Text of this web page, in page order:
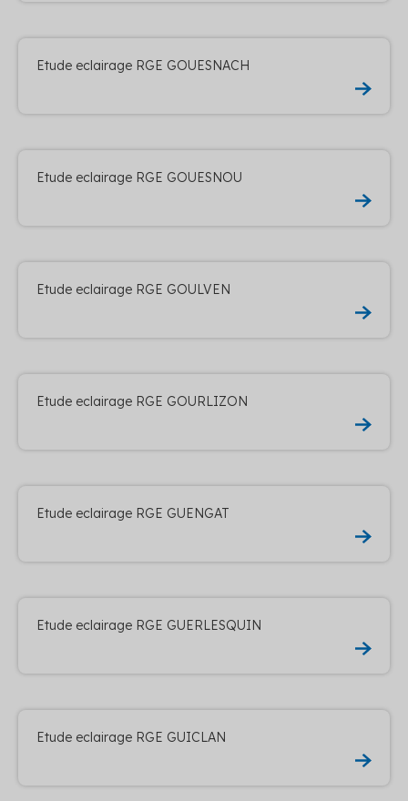
Etude eclairage RGE GOUESNACH
Etude eclairage RGE GOUESNOU
Etude eclairage RGE GOULVEN
Etude eclairage RGE GOURLIZON
Etude eclairage RGE GUENGAT
Etude eclairage RGE GUERLESQUIN
Etude eclairage RGE GUICLAN